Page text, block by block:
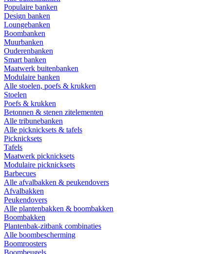
Populaire banken
Design banken
Loungebanken
Boombanken
Muurbanken
Ouderenbanken
Smart banken
Maatwerk buitenbanken
Modulaire banken
Alle stoelen, poefs & krukken
Stoelen
Poefs & krukken
Betonnen & stenen zitelementen
Alle tribunebanken
Alle picknicksets & tafels
Picknicksets
Tafels
Maatwerk picknicksets
Modulaire picknicksets
Barbecues
Alle afvalbakken & peukendovers
Afvalbakken
Peukendovers
Alle plantenbakken & boombakken
Boombakken
Plantenbak-zitbank combinaties
Alle boombescherming
Boomroosters
Boombeugels